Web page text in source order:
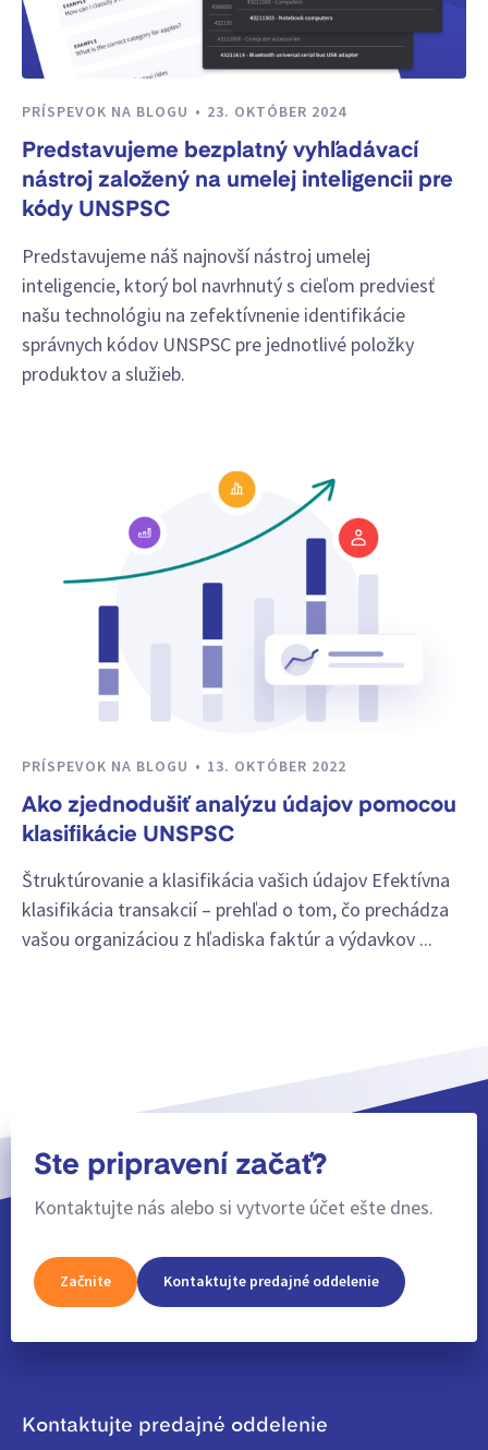
PRÍSPEVOK NA BLOGU 23. OKTÓBER 2024
Predstavujeme bezplatný vyhľadávací
nástroj založený na umelej inteligencii pre
kódy UNSPSC
Predstavujeme náš najnovší nástroj umelej
inteligencie, ktorý bol navrhnutý s cieľom predviesť
našu technológiu na zefektívnenie identifikácie
správnych kódov UNSPSC pre jednotlivé položky
produktov a služieb.
PRÍSPEVOK NA BLOGU 13. OKTÓBER 2022
Ako zjednodušiť analýzu údajov pomocou
klasifikácie UNSPSC
Štruktúrovanie a klasifikácia vašich údajov Efektívna
klasifikácia transakcií – prehľad o tom, čo prechádza
vašou organizáciou z hľadiska faktúr a výdavkov ...
Ste pripravení začať?
Kontaktujte nás alebo si vytvorte účet ešte dnes.
Začnite Kontaktujte predajné oddelenie
Kontaktujte predajné oddelenie